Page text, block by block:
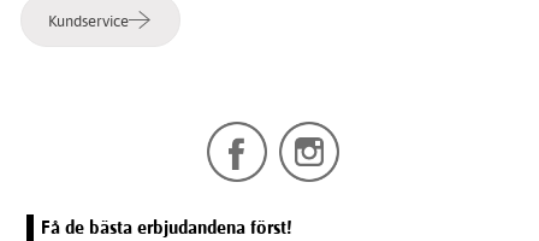
Kundservice
Få de bästa erbjudandena först!